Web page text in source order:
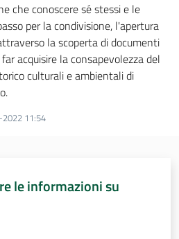
che conoscere sé stessi e le
per la condivisione, l'apertura
la scoperta di documenti
acquisire la consapevolezza del
culturali e ambientali di
11:54
le informazioni su